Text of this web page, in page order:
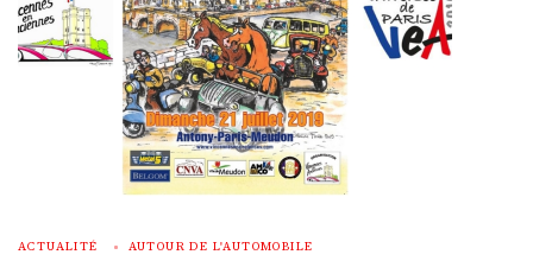
ACTUALITÉ AUTOUR DE L'AUTOMOBILE